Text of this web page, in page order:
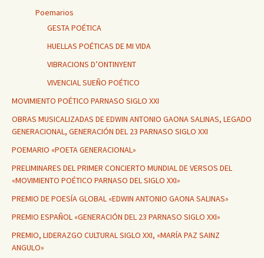
Poemarios
GESTA POÉTICA
HUELLAS POÉTICAS DE MI VIDA
VIBRACIONS D’ONTINYENT
VIVENCIAL SUEÑO POÉTICO
MOVIMIENTO POÉTICO PARNASO SIGLO XXI
OBRAS MUSICALIZADAS DE EDWIN ANTONIO GAONA SALINAS, LEGADO
GENERACIONAL, GENERACIÓN DEL 23 PARNASO SIGLO XXI
POEMARIO «POETA GENERACIONAL»
PRELIMINARES DEL PRIMER CONCIERTO MUNDIAL DE VERSOS DEL
«MOVIMIENTO POÉTICO PARNASO DEL SIGLO XXI»
PREMIO DE POESÍA GLOBAL «EDWIN ANTONIO GAONA SALINAS»
PREMIO ESPAÑOL «GENERACIÓN DEL 23 PARNASO SIGLO XXI»
PREMIO, LIDERAZGO CULTURAL SIGLO XXI, «MARÍA PAZ SAINZ
ANGULO»